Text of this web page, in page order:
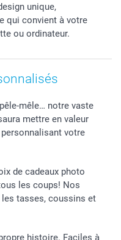
unique,
qui convient à votre
ou ordinateur.
mêle… notre vaste
mettre en valeur
votre
de cadeaux photo
les coups! Nos
tasses, coussins et